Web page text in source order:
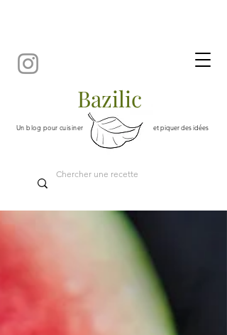
et piquer des idées
Un blog pour cuisiner
Bazilic